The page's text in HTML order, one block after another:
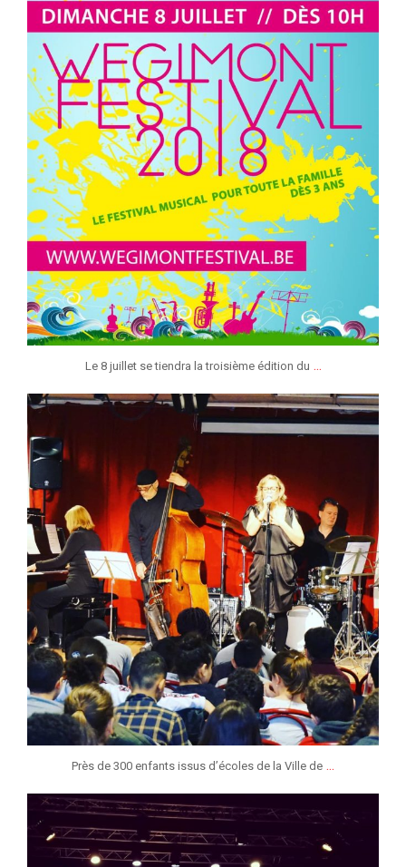
jeunessesmusicaleslg
Juin 13
Le 8 juillet se tiendra la troisième édition du ...
jeunessesmusicaleslg
Mar 9
Près de 300 enfants issus d’écoles de la Ville de ...
jeunessesmusicaleslg
Fév 26